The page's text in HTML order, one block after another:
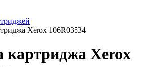
Xerox 106R03534
картриджа Xerox